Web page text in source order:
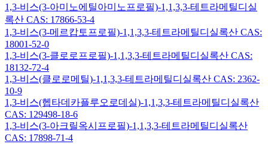
1,3-비스(3-아미노에틸아미노프로필)-1,1,3,3-테트라메틸디실
록산 CAS: 17866-53-4
1,3-비스(3-메르캅토프로필)-1,1,3,3-테트라메틸디실록산 CAS:
18001-52-0
1,3-비스(3-클로로프로필)-1,1,3,3-테트라메틸디실록산 CAS:
18132-72-4
1,3-비스(클로로메틸)-1,1,3,3-테트라메틸디실록산 CAS: 2362-
10-9
1,3-비스(헵타데카플루오로데실)-1,1,3,3-테트라메틸디실록산
CAS: 129498-18-6
1,3-비스(3-아크릴옥시프로필)-1,1,3,3-테트라메틸디실록산
CAS: 17898-71-4